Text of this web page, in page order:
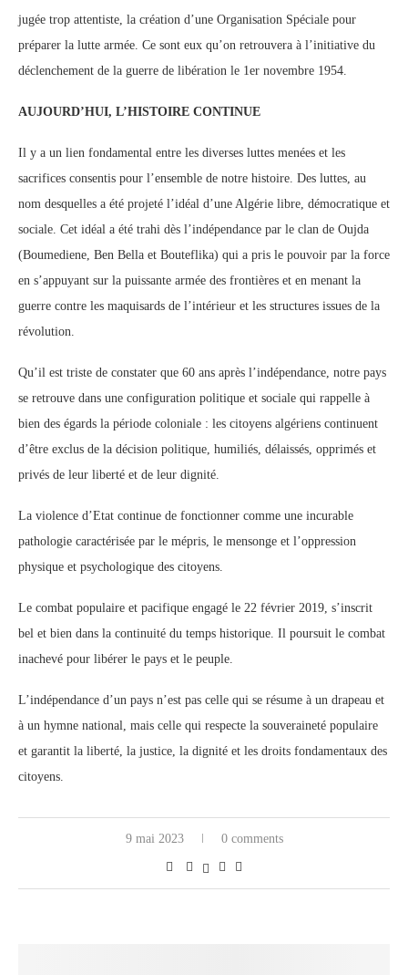
jugée trop attentiste, la création d’une Organisation Spéciale pour
préparer la lutte armée. Ce sont eux qu’on retrouvera à l’initiative du
déclenchement de la guerre de libération le 1er novembre 1954.
AUJOURD’HUI, L’HISTOIRE CONTINUE
Il y a un lien fondamental entre les diverses luttes menées et les
sacrifices consentis pour l’ensemble de notre histoire. Des luttes, au
nom desquelles a été projeté l’idéal d’une Algérie libre, démocratique et
sociale. Cet idéal a été trahi dès l’indépendance par le clan de Oujda
(Boumediene, Ben Bella et Bouteflika) qui a pris le pouvoir par la force
en s’appuyant sur la puissante armée des frontières et en menant la
guerre contre les maquisards de l’intérieur et les structures issues de la
révolution.
Qu’il est triste de constater que 60 ans après l’indépendance, notre pays
se retrouve dans une configuration politique et sociale qui rappelle à
bien des égards la période coloniale : les citoyens algériens continuent
d’être exclus de la décision politique, humiliés, délaissés, opprimés et
privés de leur liberté et de leur dignité.
La violence d’Etat continue de fonctionner comme une incurable
pathologie caractérisée par le mépris, le mensonge et l’oppression
physique et psychologique des citoyens.
Le combat populaire et pacifique engagé le 22 février 2019, s’inscrit
bel et bien dans la continuité du temps historique. Il poursuit le combat
inachevé pour libérer le pays et le peuple.
L’indépendance d’un pays n’est pas celle qui se résume à un drapeau et
à un hymne national, mais celle qui respecte la souveraineté populaire
et garantit la liberté, la justice, la dignité et les droits fondamentaux des
citoyens.
9 mai 2023 0 comments